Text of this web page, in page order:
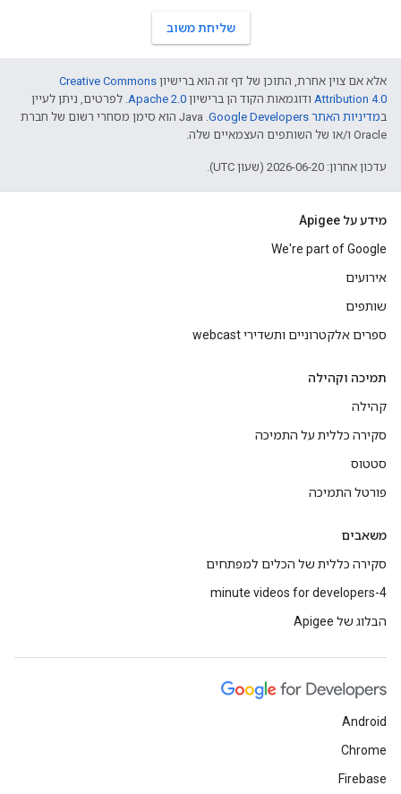
שליחת משוב
אלא אם צוין אחרת, התוכן של דף זה הוא ברישיון Creative Commons
Attribution 4.0 ודוגמאות הקוד הן ברישיון Apache 2.0. לפרטים, ניתן לעיין
במדיניות האתר Google Developers‏
.‏ Java הוא סימן מסחרי רשום של חברת
Oracle ו/או של השותפים העצמאיים שלה.
עדכון אחרון: 2026-06-20 (שעון UTC).
מידע על Apigee
We're part of Google
אירועים
שותפים
ספרים אלקטרוניים ותשדירי webcast
תמיכה וקהילה
קהילה
סקירה כללית על התמיכה
סטטוס
פורטל התמיכה
משאבים
סקירה כללית של הכלים למפתחים
4-minute videos for developers
הבלוג של Apigee
Android
Chrome
Firebase